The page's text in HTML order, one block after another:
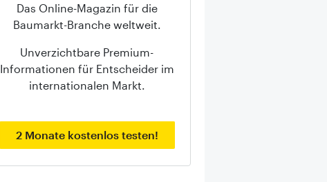
Das Online-Magazin für die
Baumarkt-Branche weltweit.
Unverzichtbare Premium-
Informationen für Entscheider im
internationalen Markt.
2 Monate kostenlos testen!